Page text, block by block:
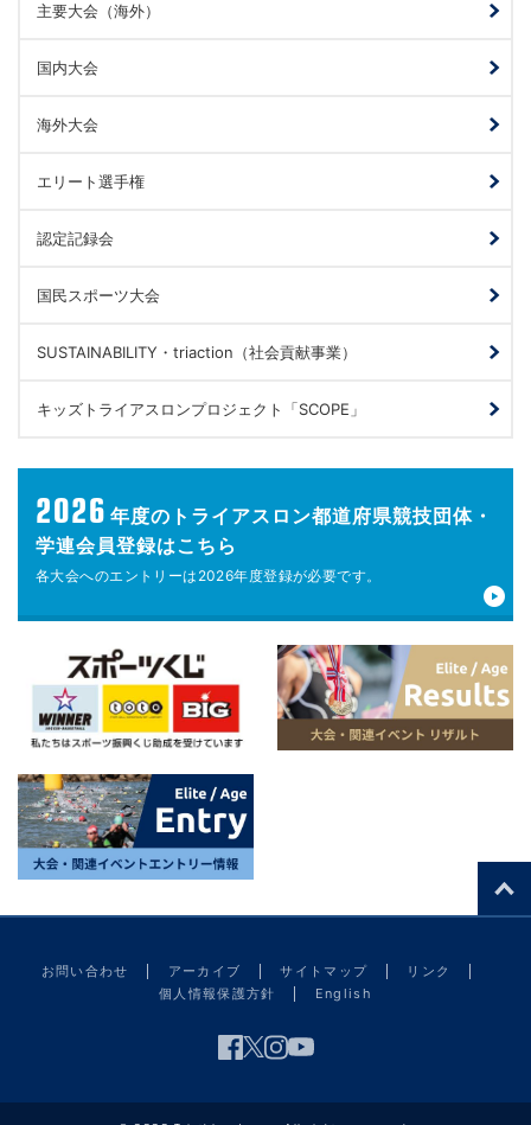
主要大会（海外）
国内大会
海外大会
エリート選手権
認定記録会
国民スポーツ大会
SUSTAINABILITY・triaction（社会貢献事業）
キッズトライアスロンプロジェクト「SCOPE」
2026 年度の トライアスロン都道府県競技団体・
学連会員登録はこちら
各大会へのエントリーは 2026年度登録が必要です。
お問い合わせ アーカイブ サイトマップ
リンク
個人情報保護方針
English